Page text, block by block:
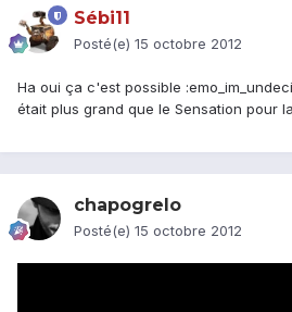
Sébi11
Posté(e) 15 octobre 2012
Ha oui ça c'est possible
était plus grand que le Sensation pour
chapogrelo
Posté(e) 15 octobre 2012